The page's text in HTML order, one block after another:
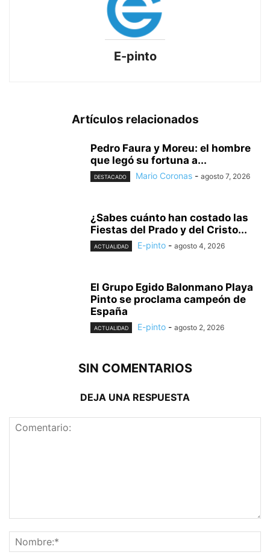
E-pinto
Artículos relacionados
Pedro Faura y Moreu: el hombre
que legó su fortuna a...
DESTACADO Mario Coronas - agosto 7, 2026
¿Sabes cuánto han costado las
Fiestas del Prado y del Cristo...
ACTUALIDAD E-pinto - agosto 4, 2026
El Grupo Egido Balonmano Playa
Pinto se proclama campeón de
España
ACTUALIDAD E-pinto - agosto 2, 2026
SIN COMENTARIOS
DEJA UNA RESPUESTA